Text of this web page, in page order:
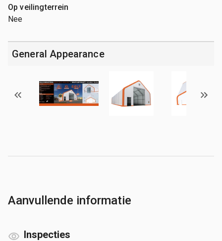
Op veilingterrein
Nee
General Appearance
Aanvullende informatie
Inspecties